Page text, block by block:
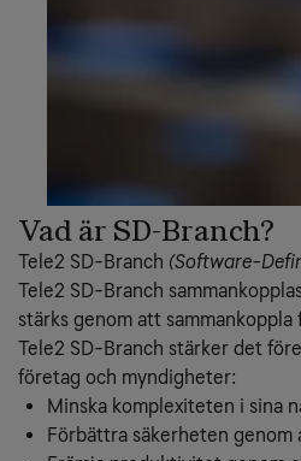
Vad är SD-Branch?
Tele2 SD-Branch (Software-
Tele2 SD-Branch
stärks genom att
Tele2 SD-Branch stärker det
företag och myndigheter:
Minska komplexiteten i sina
Förbättra säkerheten